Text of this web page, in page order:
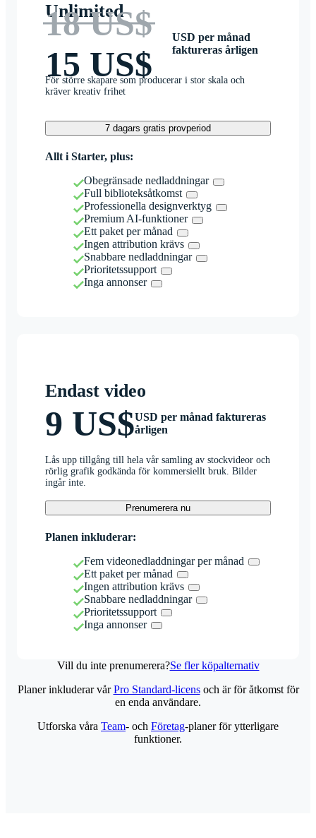
Unlimited
18 US$
15 US$
USD per månad
faktureras årligen
För större skapare som producerar i stor skala och
kräver kreativ frihet
7 dagars gratis provperiod
Allt i Starter, plus:
Obegränsade nedladdningar
Full biblioteksåtkomst
Professionella designverktyg
Premium AI-funktioner
Ett paket per månad
Ingen attribution krävs
Snabbare nedladdningar
Prioritetssupport
Inga annonser
Endast video
9 US$USD per månad faktureras
årligen
Lås upp tillgång till hela vår samling av stockvideor och
rörlig grafik godkända för kommersiellt bruk. Bilder
ingår inte.
Prenumerera nu
Planen inkluderar:
Fem videonedladdningar per månad
Ett paket per månad
Ingen attribution krävs
Snabbare nedladdningar
Prioritetssupport
Inga annonser
Vill du inte prenumerera?Se fler köpalternativ
Planer inkluderar vårPro Standard-licensoch är för åtkomst för
en enda användare.
Utforska våra Team- och Företag-planer för ytterligare
funktioner.